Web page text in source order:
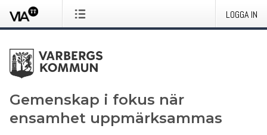
LOGGA IN
Gemenskap i fokus när
ensamhet uppmärksammas